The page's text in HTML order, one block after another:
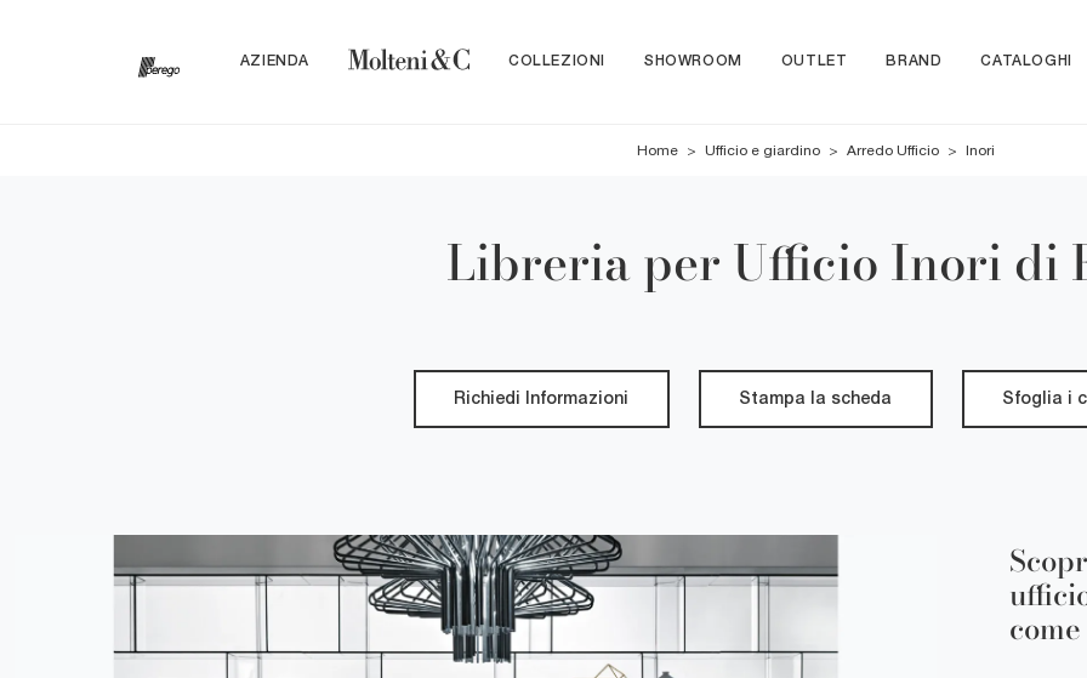
AZIENDA COLLEZIONI SHOWROOM OUTLET BRAND CATALOGHI
Home > Ufficio e giardino > Arredo Ufficio > Inori
Libreria per Ufficio Inori di
Richiedi Informazioni Stampa la scheda Sfoglia i